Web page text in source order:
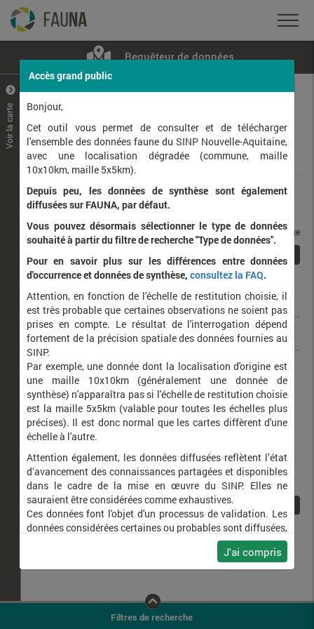
Requêteur de données
+
–
Voir la carte
Données
Rang taxonomique :
Affichage de1à 1sur1
taxons / page
Nom latin Nom vernaculaire
Iphiclides podalirius Flambé (Le)
Filtres de recherche
Accès grand public
Bonjour,
Cet outil vous permet de consulter et de télécharger
l'ensemble des données faune du SINP Nouvelle-Aquitaine,
avec une localisation dégradée (commune, maille
10x10km, maille 5x5km).
Depuis peu, les données de synthèse sont également
diffusées sur FAUNA, par défaut.
Vous pouvez désormais sélectionner le type de données
souhaité à partir du filtre de recherche "Type de données".
Pour en savoir plus sur les différences entre données
d'occurrence et données de synthèse, consultez la FAQ.
Attention, en fonction de l'échelle de restitution choisie, il
est très probable que certaines observations ne soient pas
prises en compte. Le résultat de l'interrogation dépend
fortement de la précision spatiale des données fournies au
SINP.
Par exemple, une donnée dont la localisation d'origine est
une maille 10x10km (généralement une donnée de
synthèse) n'apparaîtra pas si l'échelle de restitution choisie
est la maille 5x5km (valable pour toutes les échelles plus
précises). Il est donc normal que les cartes diffèrent d'une
échelle à l'autre.
Attention également, les données diffusées reflètent l’état
d’avancement des connaissances partagées et disponibles
dans le cadre de la mise en œuvre du SINP. Elles ne
sauraient être considérées comme exhaustives.
Ces données font l'objet d'un processus de validation. Les
données considérées certaines ou probables sont diffusées,
ainsi que celles pour lesquelles la méthode n'est pas
J'ai compris